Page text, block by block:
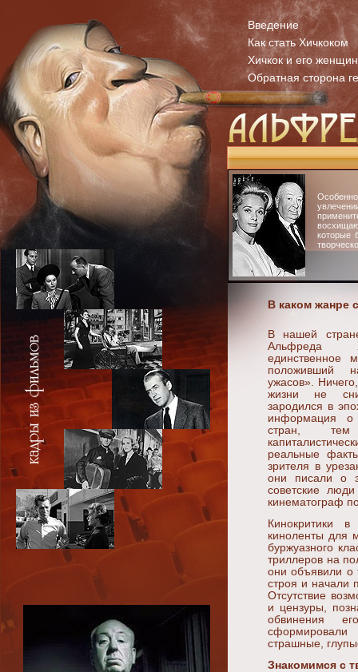
Введение
Как стать Хичкоком
Хичкок и его
Обратная сторона
которые
В каком жанре
В нашей
Альфреда
единственное
положивший
ужасов».
жизни не
зародился в
информация о
стран,
реальные
зрителя в
они писали о
советские
кинематограф
Кинокритики
киноленты для
буржуазного
триллеров на
они объявили о
строя и начали
Отсутствие
и цензуры,
обвинения
сформировали
страшные,
Знакомимся с